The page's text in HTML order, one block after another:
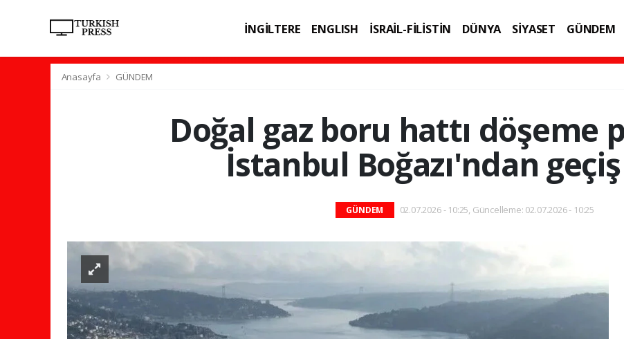
İNGİLTERE ENGLISH İSRAİL-FİLİSTİN DÜNYA SİYASET GÜNDEM
Anasayfa GÜNDEM
Doğal gaz boru hattı döşeme
İstanbul Boğazı'ndan
GÜNDEM 02.07.2026 - 10:25, Güncelleme: 02.07.2026 - 10:25